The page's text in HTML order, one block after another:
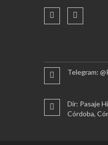
Telegram:
Dir: Pasaje
Córdoba,